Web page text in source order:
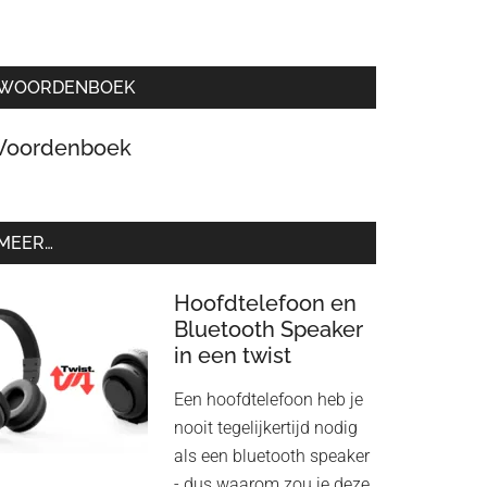
Hoofdtelefoon en
Bluetooth Speaker
in een twist
Een hoofdtelefoon heb je
nooit tegelijkertijd nodig
als een bluetooth speaker